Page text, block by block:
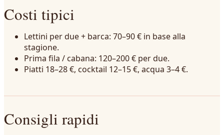
Costi tipici
Lettini per due + barca: 70–90 € in base alla
stagione.
Prima fila / cabana: 120–200 € per due.
Piatti 18–28 €, cocktail 12–15 €, acqua 3–4 €.
Consigli rapidi